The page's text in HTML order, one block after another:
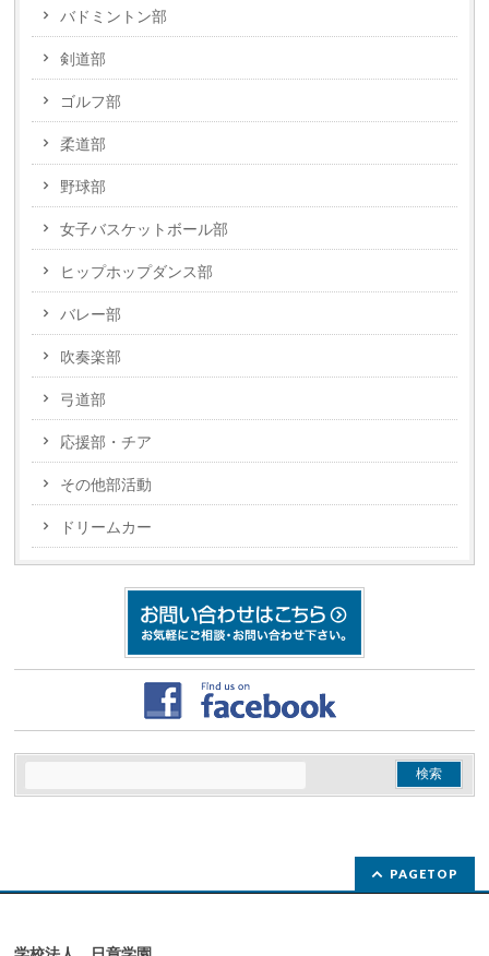
バドミントン部
剣道部
ゴルフ部
柔道部
野球部
女子バスケットボール部
ヒップホップダンス部
バレー部
吹奏楽部
弓道部
応援部・チア
その他部活動
ドリームカー
PAGETOP